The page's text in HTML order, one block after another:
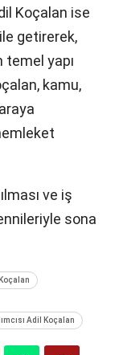
Koçalan ise
getirerek,
temel yapı
kamu,
ve iş
sona
Adil Koçalan